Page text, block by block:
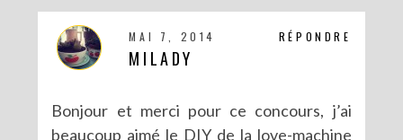
RÉPONDRE
MAI 7, 2014
MILADY
Bonjour et merci pour ce concours, j’ai
beaucoup aimé le DIY de la love-machine